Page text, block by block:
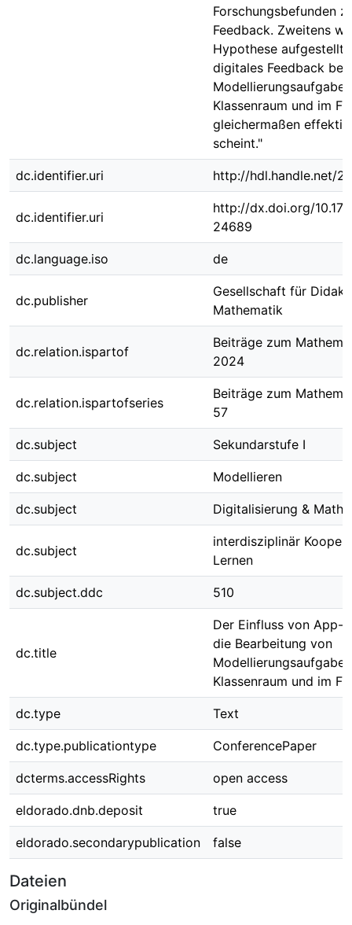
Forschungsbefunden
Feedback. Zweitens
Hypothese aufgestellt,
digitales Feedback bei
Klassenraum und im
gleichermaßen
scheint."
dc.identifier.uri http://hdl.handle.net/
dc.identifier.uri
http://dx.doi.org/
24689
dc.language.iso de
dc.publisher
Gesellschaft für
Mathematik
dc.relation.ispartof
Beiträge zum
2024
dc.relation.ispartofseries
Beiträge zum
57
dc.subject Sekundarstufe I
dc.subject Modellieren
dc.subject Digitalisierung &
dc.subject
interdisziplinär
Lernen
dc.subject.ddc 510
dc.title
Der Einfluss von App-
die Bearbeitung von
Klassenraum und im
dc.type Text
dc.type.publicationtype ConferencePaper
dcterms.accessRights open access
eldorado.dnb.deposit true
eldorado.secondarypublication false
Dateien
Originalbündel